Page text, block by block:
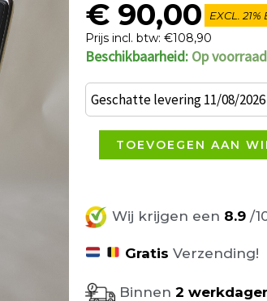
€ 90,00
Prijs incl. btw: €108,90
EXCL. 21%
Beschikbaarheid: Op voorraad
Geschatte levering 11/08/
Speed
van
merk
aantal
TOEVOEGEN AAN
Wij krijgen een 8.9 /
Gratis Verzending!
Binnen 2